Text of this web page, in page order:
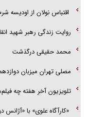
اقتباس نولان از اودیسه
روایت زندگی رهبر شهید
محمد حقیقی درگذشت
مصلی تهران میزبان
تلویزیون آخر هفته چه
«کارآگاه علوی» با